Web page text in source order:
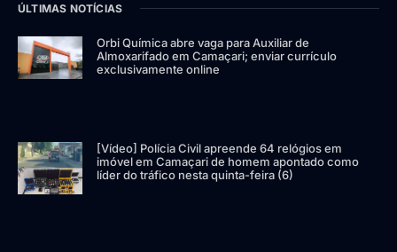
ÚLTIMAS NOTÍCIAS
Orbi Química abre vaga para Auxiliar de
Almoxarifado em Camaçari; enviar currículo
exclusivamente online
[Vídeo] Polícia Civil apreende 64 relógios em
imóvel em Camaçari de homem apontado como
líder do tráfico nesta quinta-feira (6)